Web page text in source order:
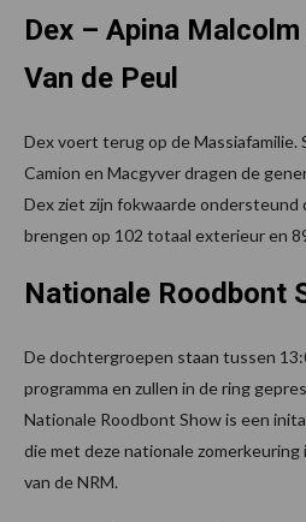
Dex – Apina
Van de Peul
Dex voert terug op de Massiafamilie.
Camion en Macgyver dragen de
Dex ziet zijn fokwaarde ondersteund
brengen op 102 totaal exterieur en
Nationale Roodbont
De dochtergroepen staan tussen
programma en zullen in de ring
Nationale Roodbont Show is een
die met deze nationale
van de NRM.